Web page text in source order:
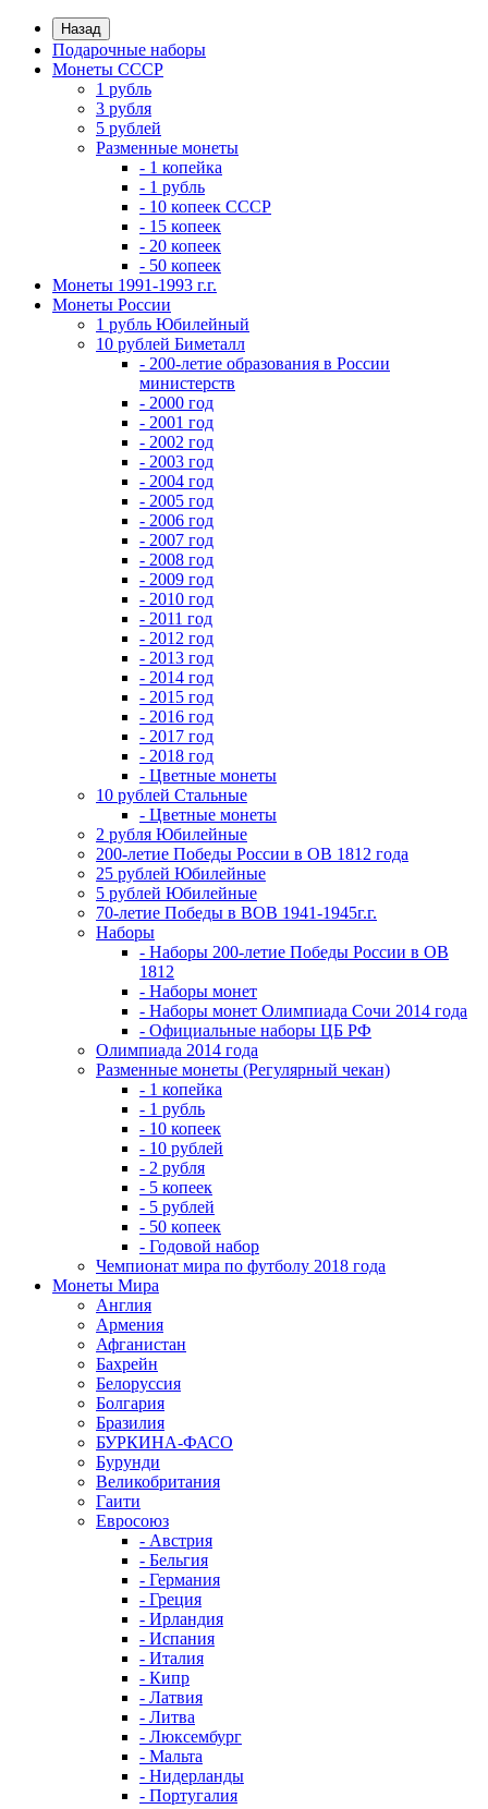
Назад
Подарочные наборы
Монеты СССР
1 рубль
3 рубля
5 рублей
Разменные монеты
- 1 копейка
- 1 рубль
- 10 копеек СССР
- 15 копеек
- 20 копеек
- 50 копеек
Монеты 1991-1993 г.г.
Монеты России
1 рубль Юбилейный
10 рублей Биметалл
- 200-летие образования в России
министерств
- 2000 год
- 2001 год
- 2002 год
- 2003 год
- 2004 год
- 2005 год
- 2006 год
- 2007 год
- 2008 год
- 2009 год
- 2010 год
- 2011 год
- 2012 год
- 2013 год
- 2014 год
- 2015 год
- 2016 год
- 2017 год
- 2018 год
- Цветные монеты
10 рублей Стальные
- Цветные монеты
2 рубля Юбилейные
200-летие Победы России в ОВ 1812 года
25 рублей Юбилейные
5 рублей Юбилейные
70-летие Победы в ВОВ 1941-1945г.г.
Наборы
- Наборы 200-летие Победы России в ОВ
1812
- Наборы монет
- Наборы монет Олимпиада Сочи 2014 года
- Официальные наборы ЦБ РФ
Олимпиада 2014 года
Разменные монеты (Регулярный чекан)
- 1 копейка
- 1 рубль
- 10 копеек
- 10 рублей
- 2 рубля
- 5 копеек
- 5 рублей
- 50 копеек
- Годовой набор
Чемпионат мира по футболу 2018 года
Монеты Мира
Англия
Армения
Афганистан
Бахрейн
Белоруссия
Болгария
Бразилия
БУРКИНА-ФАСО
Бурунди
Великобритания
Гаити
Евросоюз
- Австрия
- Бельгия
- Германия
- Греция
- Ирландия
- Испания
- Италия
- Кипр
- Латвия
- Литва
- Люксембург
- Мальта
- Нидерланды
- Португалия